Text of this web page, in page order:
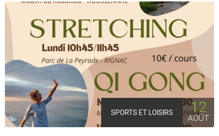
SPORTS ET LOISIRS 12
AOÛT